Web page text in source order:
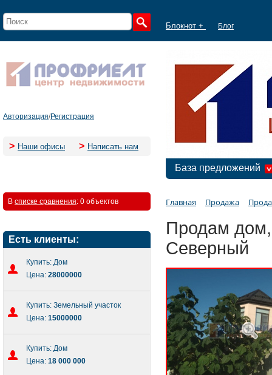
Блокнот + Блог
Авторизация/Регистрация
> Наши офисы > Написать нам
База предложений
В списке сравнения: 0 объектов
Есть клиенты:
Купить: Дом
Цена: 28000000
Купить: Земельный участок
Цена: 15000000
Купить: Дом
Цена: 18 000 000
Главная Продажа
Продам дом,
Северный